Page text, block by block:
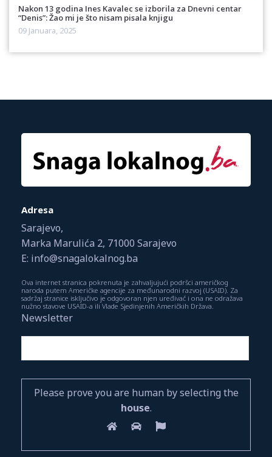
Nakon 13 godina Ines Kavalec se izborila za Dnevni centar
“Denis”: Žao mi je što nisam pisala knjigu
09 Januara, 2025
Adresa
Sarajevo,
Marka Marulića 2, 71000 Sarajevo
E: info@snagalokalnog.ba
Ova internet stranica pokrenuta je zahvaljujući podršci američkog
naroda putem Američke agencije za međunarodni razvoj (USAID). Za
sadržaj stranice isključivo je odgovoran njen uređivač i ona ne odražava
nužno stavove USAID-a ili Vlade Sjedinjenih Američkih Država.
Newsletter
Please prove you are human by selecting the
house.